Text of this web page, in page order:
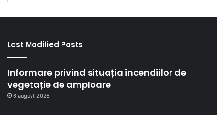
Last Modified Posts
Informare privind situația incendiilor de
vegetație de amploare
6 august 2026